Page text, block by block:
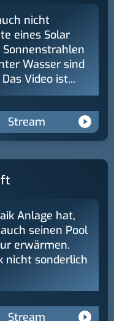
nicht
eines Solar
Wasser sind
Video ist...
Stream
Anlage hat,
seinen Pool
erwärmen.
nicht sonderlich
Stream